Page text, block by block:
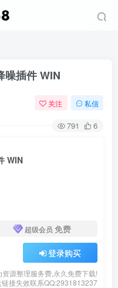
噪插件 WIN
关注 私信
791 6
WIN
超级会员 免费
登录购买
资源整理服务费,永久免费下载!
链接失效联系QQ:2931813237